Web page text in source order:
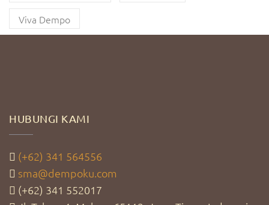
Viva Dempo
HUBUNGI KAMI
(+62) 341 564556
sma@dempoku.com
(+62) 341 552017